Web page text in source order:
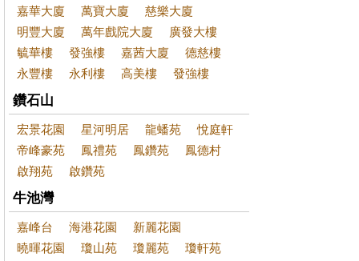
嘉華大廈
萬寶大廈
慈樂大廈
明豐大廈
萬年戲院大廈
廣發大樓
毓華樓
發強樓 嘉茜大廈
德慈樓
永豐樓
永利樓 高美樓 發強樓
鑽石山
宏景花園 星河明居 龍蟠苑
悅庭軒
帝峰豪苑
鳳禮苑 鳳鑽苑
鳳德村
啟翔苑
啟鑽苑
牛池灣
嘉峰台 海港花園
新麗花園
曉暉花園
瓊山苑 瓊麗苑
瓊軒苑